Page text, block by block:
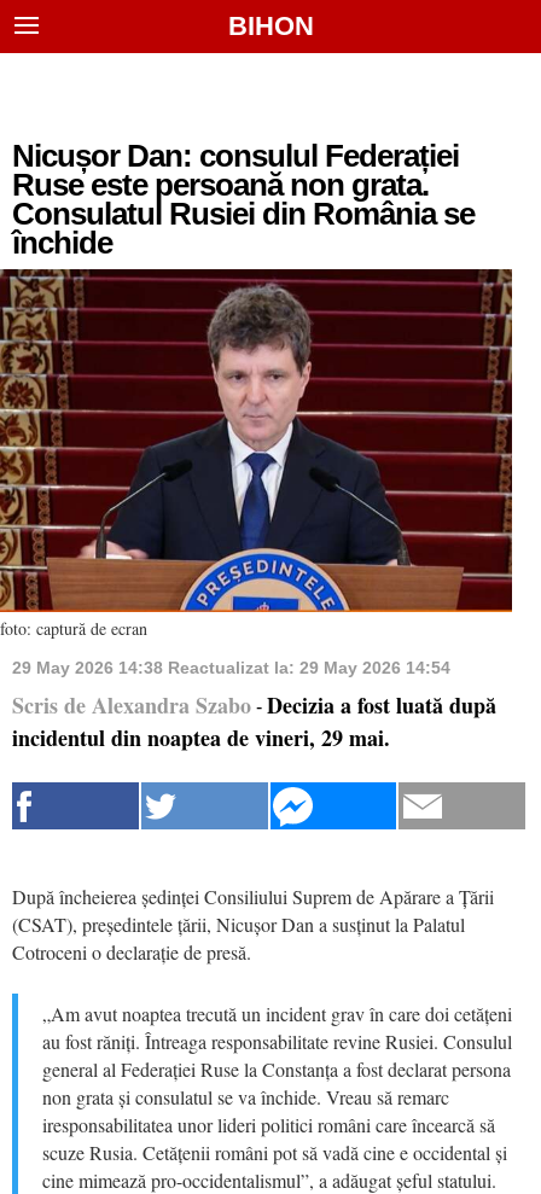
BIHON
Nicușor Dan: consulul Federației
Ruse este persoană non grata.
Consulatul Rusiei din România se
închide
foto: captură de ecran
29 May 2026 14:38 Reactualizat la: 29 May 2026 14:54
Scris de Alexandra Szabo - Decizia a fost luată după
incidentul din noaptea de vineri, 29 mai.
După încheierea ședinței Consiliului Suprem de Apărare a Țării
(CSAT), președintele țării, Nicușor Dan a susținut la Palatul
Cotroceni o declarație de presă.
„Am avut noaptea trecută un incident grav în care doi cetățeni
au fost răniți. Întreaga responsabilitate revine Rusiei. Consulul
general al Federației Ruse la Constanța a fost declarat persona
non grata și consulatul se va închide. Vreau să remarc
iresponsabilitatea unor lideri politici români care încearcă să
scuze Rusia. Cetățenii români pot să vadă cine e occidental și
cine mimează pro-occidentalismul”, a adăugat șeful statului.